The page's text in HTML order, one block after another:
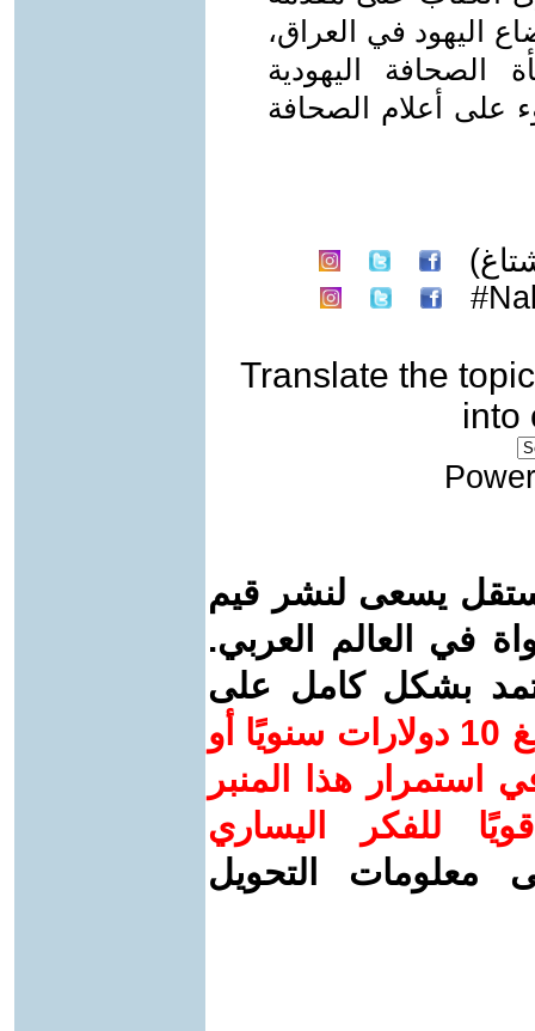
اليهود في العراق،
اليهودية
على أعلام الصحافة
Translate the topic
into
يسعى لنشر قيم
في العالم العربي.
بشكل كامل على
ساهم/ي معنا! بدعمكم بمبلغ 10 دولارات سنويًا أو
استمرار هذا المنبر
للفكر اليساري
معلومات التحويل